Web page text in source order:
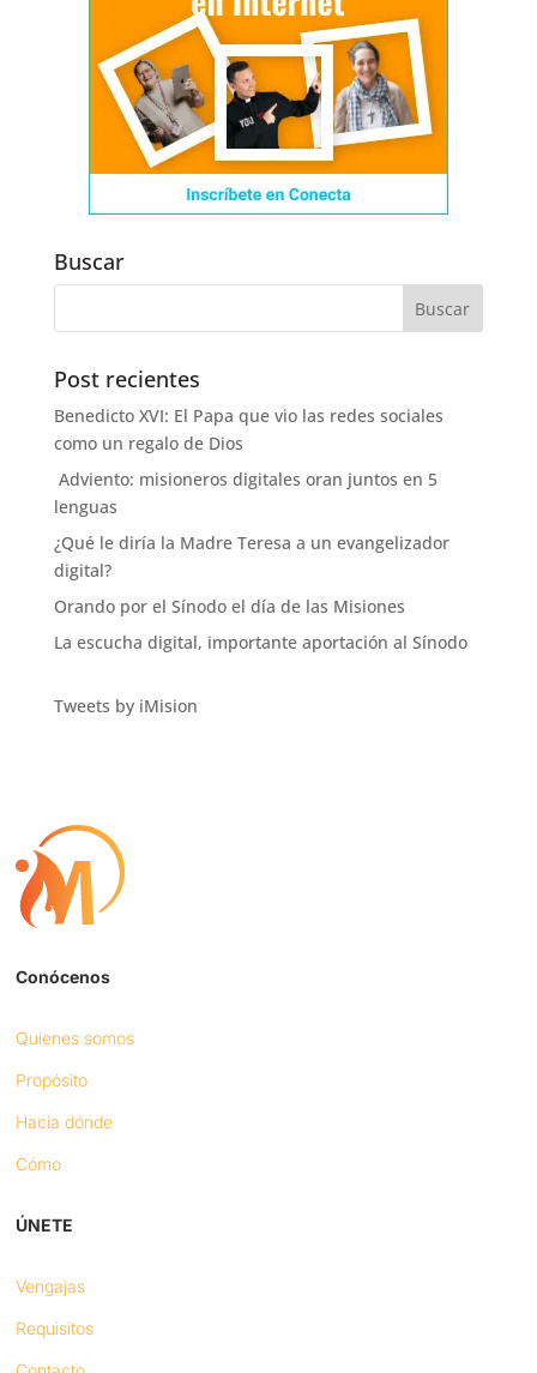
Buscar
Post recientes
Benedicto XVI: El Papa que vio las redes sociales
como un regalo de Dios
Adviento: misioneros digitales oran juntos en 5
lenguas
¿Qué le diría la Madre Teresa a un evangelizador
digital?
Orando por el Sínodo el día de las Misiones
La escucha digital, importante aportación al Sínodo
Tweets by iMision
Conócenos
Quienes somos
Propósito
Hacia dónde
Cómo
ÚNETE
Vengajas
Requisitos